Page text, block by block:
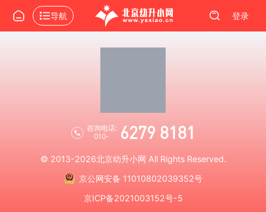
导航 登录
咨询电话:
010-
6279 8181
© 2013-2026北京幼升小网 All Rights Reserved.
京公网安备 11010802039352号
京ICP备2021003152号-5